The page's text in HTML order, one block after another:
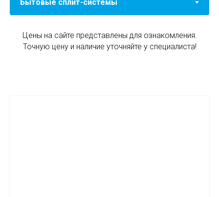
Цены на сайте представлены для ознакомления.
Точную цену и наличие уточняйте у специалиста!